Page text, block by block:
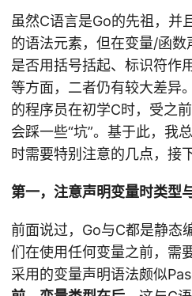
虽然C语言是Go的先祖，并
的语法元素，但在变量/函
是否用括号括起、标识符作
等方面，二者仍有较大差异
的程序员在初学C时，受之
会踩一些“坑”。基于此，我
时需要特别注意的几点，接
第一，注意声明变量时类型
前面说过，Go与C都是静态
们在使用任何变量之前，需
采用的变量声明语法颇似